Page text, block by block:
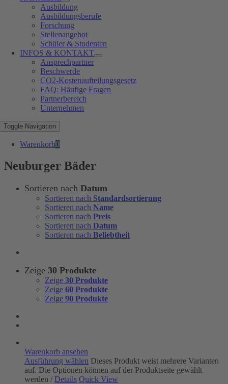
Ausbildung
Ausbildungsberufe
Forschung
Stellenangebot
Schüler & Studenten
INFOS & KONTAKT
Ansprechpartner
Beschwerde
CO2-Kostenaufteilungsgesetz
FAQ: Häufige Fragen
Partnerbereich
Unternehmen
Toggle Navigation
Warenkorb0
Neuburger Bäder
Sortieren nach Datum
Sortieren nach Standardsortierung
Sortieren nach Name
Sortieren nach Preis
Sortieren nach Datum
Sortieren nach Beliebtheit
Zeige 30 Produkte
Zeige 30 Produkte
Zeige 60 Produkte
Zeige 90 Produkte
Warenkorb ansehen
Ausführung wählen Dieses Produkt weist mehrere Varianten
auf. Die Optionen können auf der Produktseite gewählt
werden / Details Quick View